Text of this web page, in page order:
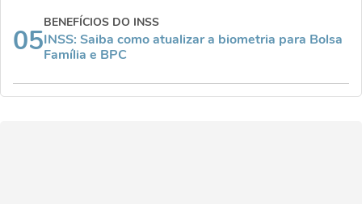
05
BENEFÍCIOS DO INSS
INSS: Saiba como atualizar a biometria para Bolsa
Família e BPC